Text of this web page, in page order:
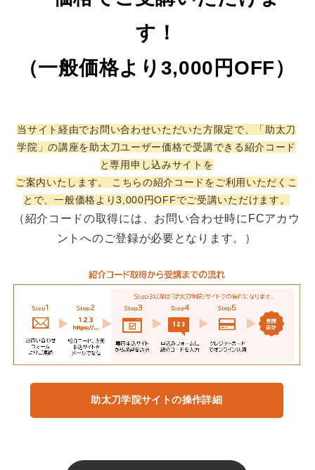
す！
（一般価格より3,000円OFF）
当サイト経由でお問い合わせいただいた方限定で、「助太刀
学院」の講座を助太刀ユーザー価格で受講できる紹介コード
と専用申し込みサイトを
ご案内いたします。 こちらの紹介コードをご利用いただくこ
とで、一般価格より3,000円OFFでご受講いただけます。
（紹介コードの取得には、お問い合わせ時にFCアカウ
ントへのご登録が必要となります。）
助太刀学院サイトの操作詳細